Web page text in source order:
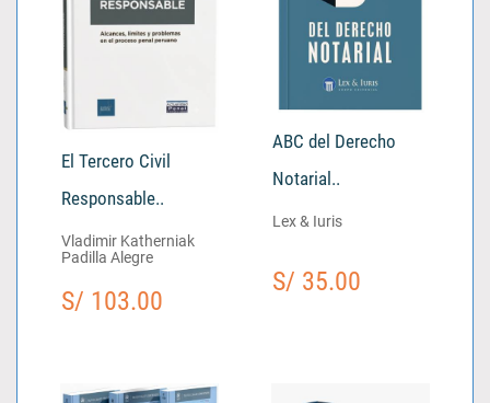
El Tercero Civil
Responsable..
Vladimir Katherniak
Padilla Alegre
S/ 103.00
ABC del Derecho
Notarial..
Lex & Iuris
S/ 35.00